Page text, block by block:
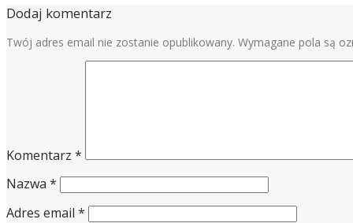
Dodaj komentarz
Twój adres email nie zostanie opublikowany. Wymagane pola są
Komentarz *
Nazwa *
Adres email *